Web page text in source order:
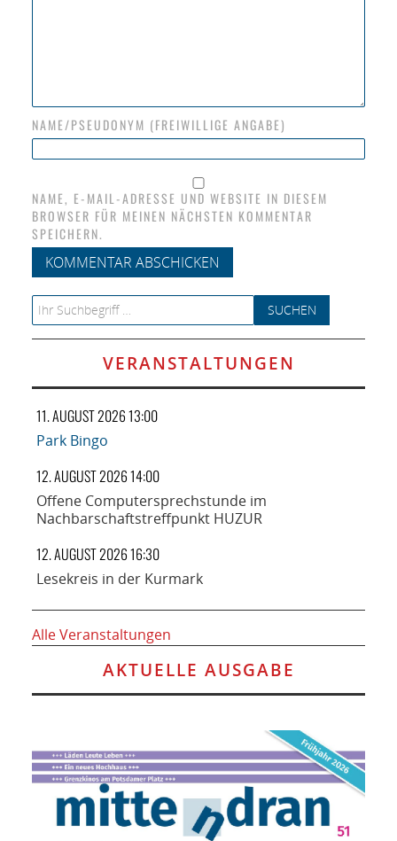
NAME/PSEUDONYM (FREIWILLIGE ANGABE)
NAME, E-MAIL-ADRESSE UND WEBSITE IN DIESEM
BROWSER FÜR MEINEN NÄCHSTEN KOMMENTAR
SPEICHERN.
Search for:
VERANSTALTUNGEN
11. AUGUST 2026 13:00
Park Bingo
12. AUGUST 2026 14:00
Offene Computersprechstunde im
Nachbarschaftstreffpunkt HUZUR
12. AUGUST 2026 16:30
Lesekreis in der Kurmark
Alle Veranstaltungen
AKTUELLE AUSGABE